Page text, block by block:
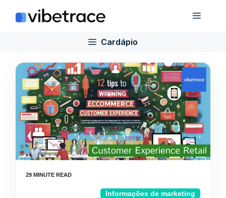
para
Cardápio
Informações de marketing